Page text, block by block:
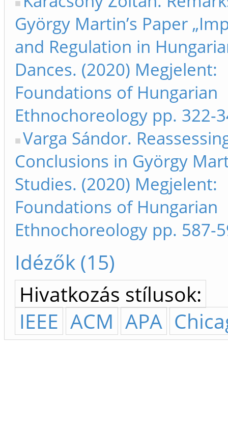
György Martin’s Paper
and Regulation in
Dances. (2020) Megjelent:
Foundations of Hungarian
Ethnochoreology pp. 322-
Varga Sándor.
Conclusions in György
Studies. (2020) Megjelent:
Foundations of Hungarian
Ethnochoreology pp. 587-
Idézők (15)
Hivatkozás stílusok:
IEEE ACM APA